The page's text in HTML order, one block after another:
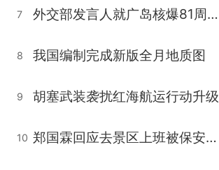
7 外交部发言人就广岛核爆81周年等答记者问
8 我国编制完成新版全月地质图
9 胡塞武装袭扰红海航运行动升级
10 郑国霖回应去景区上班被保安拦下